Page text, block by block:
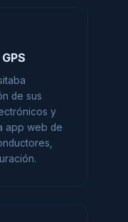
de sus
y
app web de